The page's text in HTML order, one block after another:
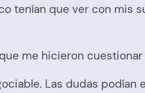
tenían que ver con mis
me hicieron
Las dudas